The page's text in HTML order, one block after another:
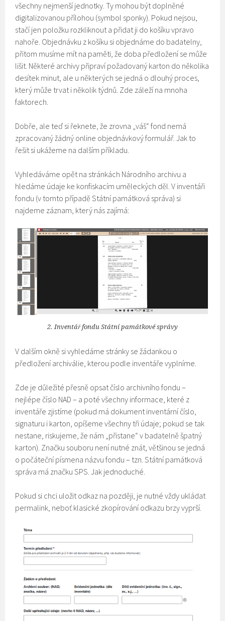
všechny nejmenší jednotky. Ty mohou být doplněné
digitalizovanou přílohou (symbol sponky). Pokud nejsou,
stačí jen položku rozkliknout a přidat ji do košíku vpravo
nahoře. Objednávku z košíku si objednáme do badatelny,
přitom musíme mít na paměti, že doba předložení se může
lišit. Některé archivy připraví požadovaný karton do několika
desítek minut, ale u některých se jedná o dlouhý proces,
který může trvat i několik týdnů. Zde záleží na mnoha
faktorech.
Dobře, ale teď si řeknete, že zrovna „váš“ fond nemá
zpracovaný žádný online objednávkový formulář. Jak to
řešit si ukážeme na dalším příkladu.
Vyhledáváme opět na stránkách Národního archivu a
hledáme údaje ke konfiskacím uměleckých děl. V inventáři
fondu (v tomto případě Státní památková správa) si
najdeme záznam, který nás zajímá:
2. Inventář fondu Státní památkové správy
V dalším okně si vyhledáme stránky se žádankou o
předložení archiválie, kterou podle inventáře vyplníme.
Zde je důležité přesně opsat číslo archivního fondu –
nejlépe číslo NAD – a poté všechny informace, které z
inventáře zjistíme (pokud má dokument inventární číslo,
signaturu i karton, opíšeme všechny tři údaje; pokud se tak
nestane, riskujeme, že nám „přistane“ v badatelně špatný
karton). Značku souboru není nutné znát, většinou se jedná
o počáteční písmena názvu fondu – tzn. Státní památková
správa má značku SPS. Jak jednoduché.
Pokud si chci uložit odkaz na později, je nutné vždy ukládat
permalink, neboť klasické zkopírování odkazu brzy vyprší.